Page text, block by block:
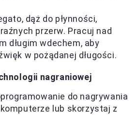
dąż do płynności,
przerw. Pracuj nad
długim wdechem, aby
w pożądanej długości.
nagraniowej
do nagrywania
lub skorzystaj z